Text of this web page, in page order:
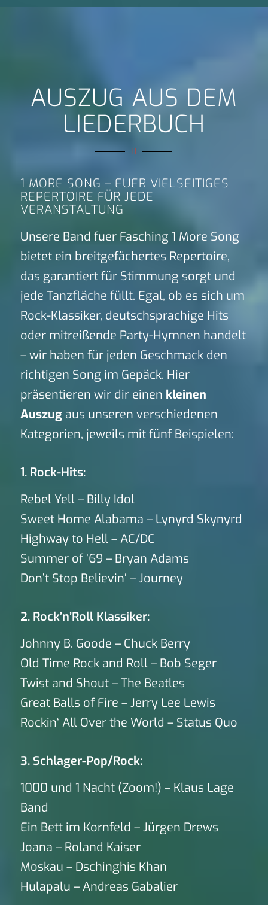
AUSZUG AUS DEM
LIEDERBUCH
1 MORE SONG – EUER VIELSEITIGES
REPERTOIRE FÜR JEDE
VERANSTALTUNG
Unsere Band fuer Fasching 1 More Song
bietet ein breitgefächertes Repertoire,
das garantiert für Stimmung sorgt und
jede Tanzfläche füllt. Egal, ob es sich um
Rock-Klassiker, deutschsprachige Hits
oder mitreißende Party-Hymnen handelt
– wir haben für jeden Geschmack den
richtigen Song im Gepäck. Hier
präsentieren wir dir einen kleinen
Auszugaus unseren verschiedenen
Kategorien, jeweils mit fünf Beispielen:
1. Rock-Hits:
Rebel Yell – Billy Idol
Sweet Home Alabama – Lynyrd Skynyrd
Highway to Hell – AC/DC
Summer of ’69 – Bryan Adams
Don’t Stop Believin‘ – Journey
2. Rock’n’Roll Klassiker:
Johnny B. Goode – Chuck Berry
Old Time Rock and Roll – Bob Seger
Twist and Shout – The Beatles
Great Balls of Fire – Jerry Lee Lewis
Rockin‘ All Over the World – Status Quo
3. Schlager-Pop/Rock:
1000 und 1 Nacht (Zoom!) – Klaus Lage
Band
Ein Bett im Kornfeld – Jürgen Drews
Joana – Roland Kaiser
Moskau – Dschinghis Khan
Hulapalu – Andreas Gabalier